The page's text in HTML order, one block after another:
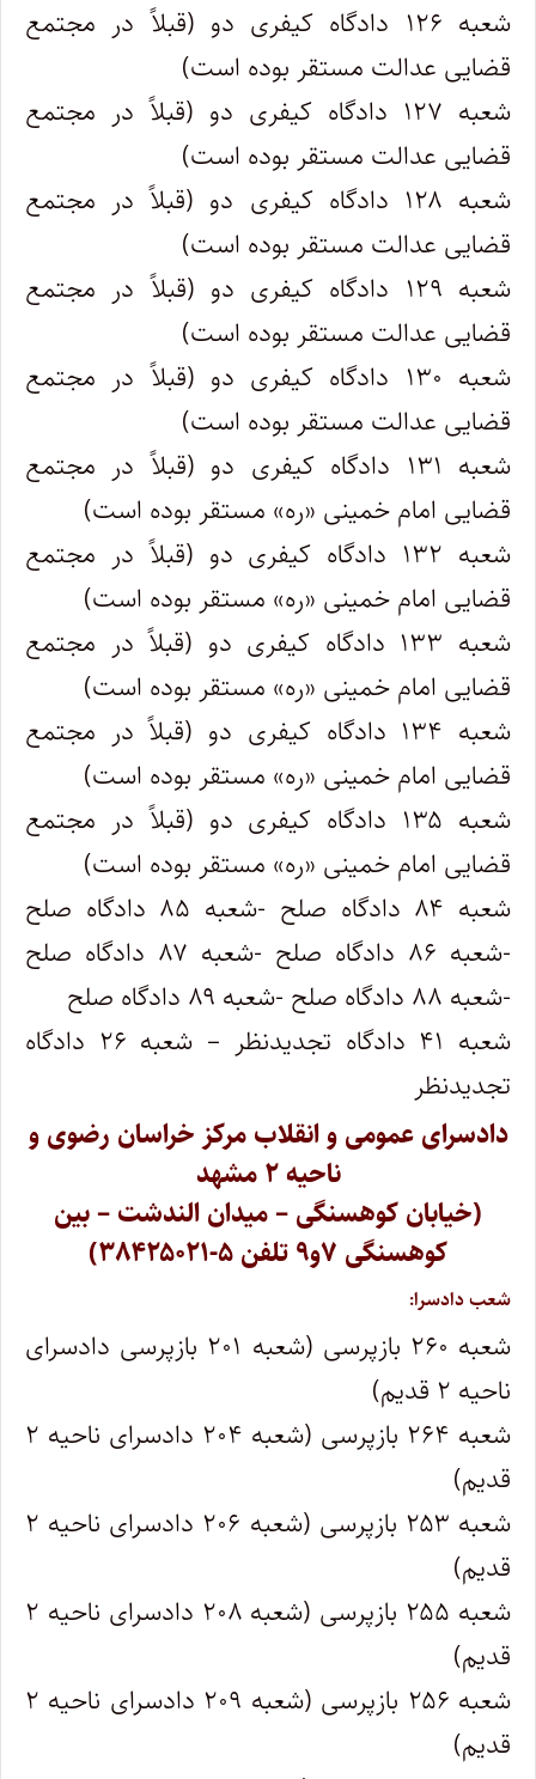
شعبه ۱۲۶ دادگاه کیفری دو (قبلاً در مجتمع
قضایی عدالت مستقر بوده است)
شعبه ۱۲۷ دادگاه کیفری دو (قبلاً در مجتمع
قضایی عدالت مستقر بوده است)
شعبه ۱۲۸ دادگاه کیفری دو (قبلاً در مجتمع
قضایی عدالت مستقر بوده است)
شعبه ۱۲۹ دادگاه کیفری دو (قبلاً در مجتمع
قضایی عدالت مستقر بوده است)
شعبه ۱۳۰ دادگاه کیفری دو (قبلاً در مجتمع
قضایی عدالت مستقر بوده است)
شعبه ۱۳۱ دادگاه کیفری دو (قبلاً در مجتمع
قضایی امام خمینی «ره» مستقر بوده است)
شعبه ۱۳۲ دادگاه کیفری دو (قبلاً در مجتمع
قضایی امام خمینی «ره» مستقر بوده است)
شعبه ۱۳۳ دادگاه کیفری دو (قبلاً در مجتمع
قضایی امام خمینی «ره» مستقر بوده است)
شعبه ۱۳۴ دادگاه کیفری دو (قبلاً در مجتمع
قضایی امام خمینی «ره» مستقر بوده است)
شعبه ۱۳۵ دادگاه کیفری دو (قبلاً در مجتمع
قضایی امام خمینی «ره» مستقر بوده است)
شعبه ۸۴ دادگاه صلح -شعبه ۸۵ دادگاه صلح
-شعبه ۸۶ دادگاه صلح -شعبه ۸۷ دادگاه صلح
-شعبه ۸۸ دادگاه صلح -شعبه ۸۹ دادگاه صلح
شعبه ۴۱ دادگاه تجدیدنظر – شعبه ۲۶ دادگاه
تجدیدنظر
دادسرای عمومی و انقلاب مرکز خراسان رضوی و
ناحیه ۲ مشهد
(خیابان کوهسنگی – میدان الندشت – بین
کوهسنگی ۷و۹ تلفن ۵-۳۸۴۲۵۰۲۱)
شعب دادسرا:
شعبه ۲۶۰ بازپرسی (شعبه ۲۰۱ بازپرسی دادسرای
ناحیه ۲ قدیم)
شعبه ۲۶۴ بازپرسی (شعبه ۲۰۴ دادسرای ناحیه ۲
قدیم)
شعبه ۲۵۳ بازپرسی (شعبه ۲۰۶ دادسرای ناحیه ۲
قدیم)
شعبه ۲۵۵ بازپرسی (شعبه ۲۰۸ دادسرای ناحیه ۲
قدیم)
شعبه ۲۵۶ بازپرسی (شعبه ۲۰۹ دادسرای ناحیه ۲
قدیم)